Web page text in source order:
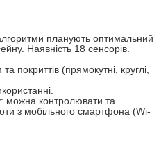
планують оптимальний
Наявність 18 сенсорів.
покриттів (прямокутні, круглі,
можна контролювати та
з мобільного смартфона (Wi-